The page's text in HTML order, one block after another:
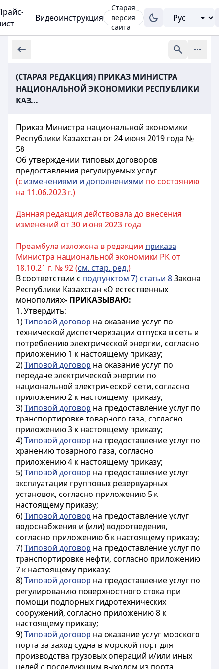
Видеоинструкция
Старая
версия
сайта
(СТАРАЯ РЕДАКЦИЯ) ПРИКАЗ МИНИСТРА
НАЦИОНАЛЬНОЙ ЭКОНОМИКИ РЕСПУБЛИКИ
КАЗ...
Приказ Министра национальной экономики
Республики Казахстан от 24 июня 2019 года №
58
Об утверждении типовых договоров
предоставления регулируемых услуг
(с изменениями и дополнениями по состоянию
на 11.06.2023 г.)
Данная редакция действовала до внесения
изменений от 30 июня 2023 года
Преамбула изложена в редакции приказа
Министра национальной экономики РК от
18.10.21 г. № 92 (см. стар. ред.)
В соответствии с подпунктом 7) статьи 8Закона
Республики Казахстан «О естественных
монополиях» ПРИКАЗЫВАЮ:
1. Утвердить:
1)Типовой договор на оказание услуг по
технической диспетчеризации отпуска в сеть и
потреблению электрической энергии, согласно
приложению 1 к настоящему приказу;
2)Типовой договор на оказание услуг по
передаче электрической энергии по
национальной электрической сети, согласно
приложению 2 к настоящему приказу;
3)Типовой договор на предоставление услуг по
транспортировке товарного газа, согласно
приложению 3 к настоящему приказу;
4)Типовой договор на предоставление услуг по
хранению товарного газа, согласно
приложению 4 к настоящему приказу;
5)Типовой договор на предоставление услуг
эксплуатации групповых резервуарных
установок, согласно приложению 5 к
настоящему приказу;
6)Типовой договор на предоставление услуг
водоснабжения и (или) водоотведения,
согласно приложению 6 к настоящему приказу;
7)Типовой договор на предоставление услуг по
транспортировке нефти, согласно приложению
7 к настоящему приказу;
8)Типовой договор на предоставление услуг по
регулированию поверхностного стока при
помощи подпорных гидротехнических
сооружений, согласно приложению 8 к
настоящему приказу;
9)Типовой договор на оказание услуг морского
порта за заход судна в морской порт для
производства грузовых операций и/или иных
целей с последующим выходом из порта